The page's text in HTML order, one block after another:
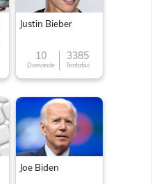
Justin Bieber
10
Domande
3385
Tentativi
Joe Biden